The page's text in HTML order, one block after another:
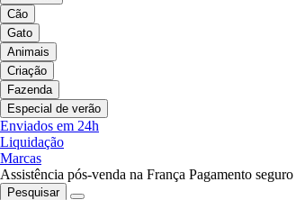
Cão
Gato
Animais
Criação
Fazenda
Especial de verão
Enviados em 24h
Liquidação
Marcas
Assistência pós-venda na França Pagamento seguro
Pesquisar